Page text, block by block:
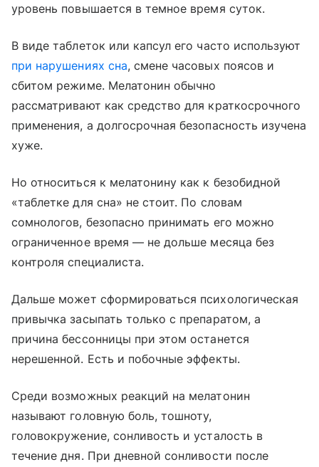
уровень повышается в темное время суток.
В виде таблеток или капсул его часто используют
при нарушениях сна, смене часовых поясов и
сбитом режиме. Мелатонин обычно
рассматривают как средство для краткосрочного
применения, а долгосрочная безопасность изучена
хуже.
Но относиться к мелатонину как к безобидной
«таблетке для сна» не стоит. По словам
сомнологов, безопасно принимать его можно
ограниченное время — не дольше месяца без
контроля специалиста.
Дальше может сформироваться психологическая
привычка засыпать только с препаратом, а
причина бессонницы при этом останется
нерешенной. Есть и побочные эффекты.
Среди возможных реакций на мелатонин
называют головную боль, тошноту,
головокружение, сонливость и усталость в
течение дня. При дневной сонливости после